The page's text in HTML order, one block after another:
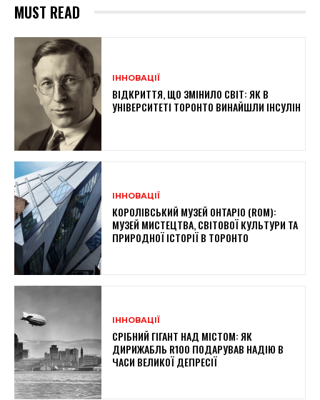
MUST READ
ІННОВАЦІЇ
ВІДКРИТТЯ, ЩО ЗМІНИЛО СВІТ: ЯК В
УНІВЕРСИТЕТІ ТОРОНТО ВИНАЙШЛИ ІНСУЛІН
ІННОВАЦІЇ
КОРОЛІВСЬКИЙ МУЗЕЙ ОНТАРІО (ROM):
МУЗЕЙ МИСТЕЦТВА, СВІТОВОЇ КУЛЬТУРИ ТА
ПРИРОДНОЇ ІСТОРІЇ В ТОРОНТО
ІННОВАЦІЇ
СРІБНИЙ ГІГАНТ НАД МІСТОМ: ЯК
ДИРИЖАБЛЬ R100 ПОДАРУВАВ НАДІЮ В
ЧАСИ ВЕЛИКОЇ ДЕПРЕСІЇ